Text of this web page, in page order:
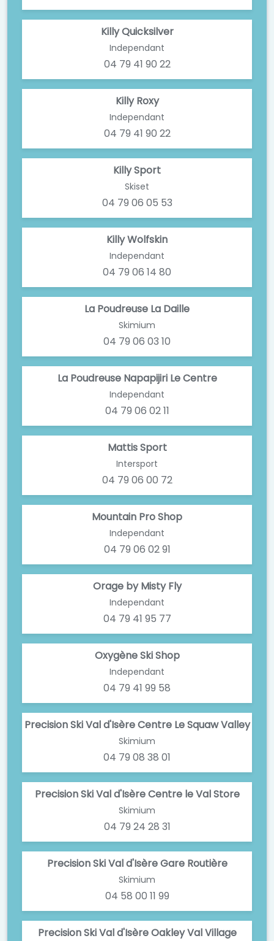
Killy Quicksilver
Independant
04 79 41 90 22
Killy Roxy
Independant
04 79 41 90 22
Killy Sport
Skiset
04 79 06 05 53
Killy Wolfskin
Independant
04 79 06 14 80
La Poudreuse La Daille
Skimium
04 79 06 03 10
La Poudreuse Napapijiri Le Centre
Independant
04 79 06 02 11
Mattis Sport
Intersport
04 79 06 00 72
Mountain Pro Shop
Independant
04 79 06 02 91
Orage by Misty Fly
Independant
04 79 41 95 77
Oxygène Ski Shop
Independant
04 79 41 99 58
Precision Ski Val d'Isère Centre Le Squaw Valley
Skimium
04 79 08 38 01
Precision Ski Val d'Isère Centre le Val Store
Skimium
04 79 24 28 31
Precision Ski Val d'Isère Gare Routière
Skimium
04 58 00 11 99
Precision Ski Val d'Isère Oakley Val Village